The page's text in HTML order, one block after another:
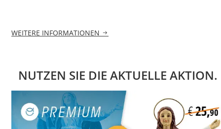
WEITERE INFORMATIONEN
NUTZEN SIE DIE AKTUELLE AKTION.